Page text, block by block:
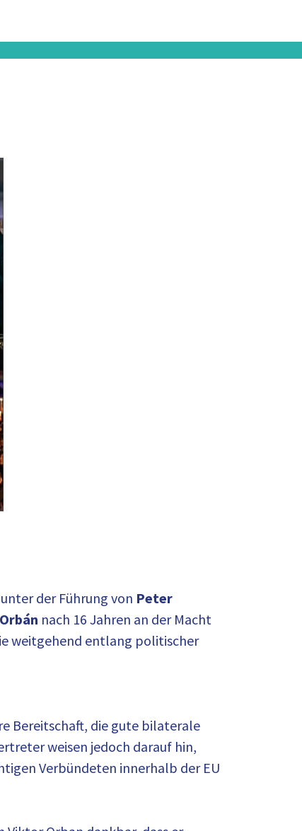
der Führung von Peter
nach 16 Jahren an der Macht
weitgehend entlang politischer
Bereitschaft, die gute bilaterale
weisen jedoch darauf hin,
Verbündeten innerhalb der EU